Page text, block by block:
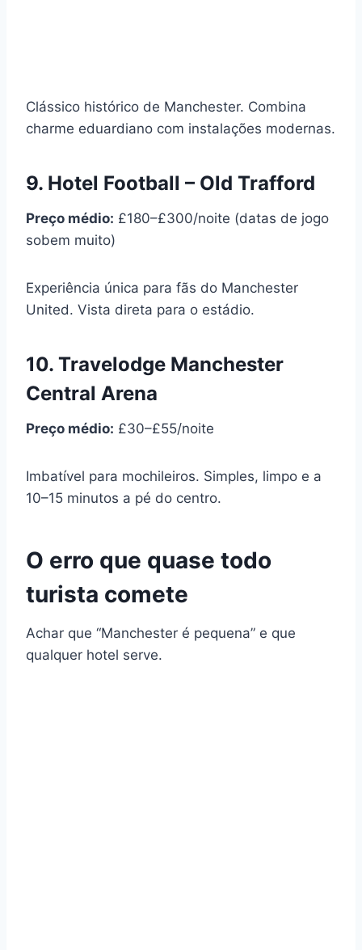
Clássico histórico de Manchester. Combina
charme eduardiano com instalações modernas.
9. Hotel Football – Old Trafford
Preço médio: £180–£300/noite (datas de jogo
sobem muito)
Experiência única para fãs do Manchester
United. Vista direta para o estádio.
10. Travelodge Manchester
Central Arena
Preço médio: £30–£55/noite
Imbatível para mochileiros. Simples, limpo e a
10–15 minutos a pé do centro.
O erro que quase todo
turista comete
Achar que “Manchester é pequena” e que
qualquer hotel serve.